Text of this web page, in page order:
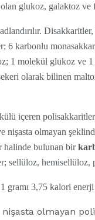
glukoz, galaktoz ve
6 karbonlu
1 molekül glukoz ve
olarak bilinen
içeren
olmayan
halinde bulunan bir
sellüloz, hemisellüloz,
1 gramı 3,75 kalori
olmayan